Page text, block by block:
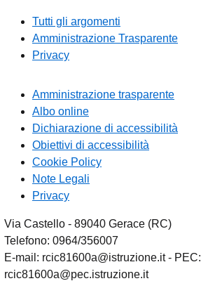
Tutti gli argomenti
Amministrazione Trasparente
Privacy
Amministrazione trasparente
Albo online
Dichiarazione di accessibilità
Obiettivi di accessibilità
Cookie Policy
Note Legali
Privacy
Via Castello - 89040 Gerace (RC)
Telefono: 0964/356007
E-mail: rcic81600a@istruzione.it - PEC:
rcic81600a@pec.istruzione.it